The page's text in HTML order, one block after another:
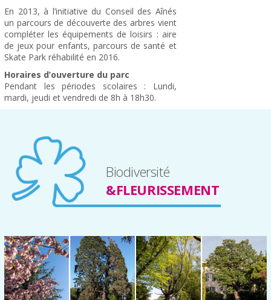
En 2013, à l’initiative du Conseil des Aînés
un parcours de découverte des arbres vient
compléter les équipements de loisirs : aire
de jeux pour enfants, parcours de santé et
Skate Park réhabilité en 2016.
Horaires d’ouverture du parc
Pendant les périodes scolaires : Lundi,
mardi, jeudi et vendredi de 8h à 18h30.
Biodiversité
&FLEURISSEMENT